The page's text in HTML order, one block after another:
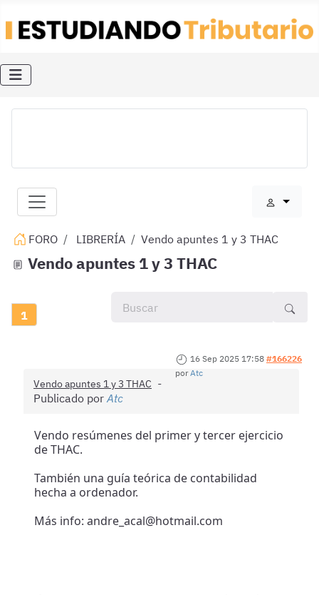
FORO LIBRERÍA Vendo apuntes 1 y 3 THAC
Vendo apuntes 1 y 3 THAC
1
16 Sep 2025 17:58 #166226
porAtc
Vendo apuntes 1 y 3 THAC
Publicado porAtc
Vendo resúmenes del primer y tercer ejercicio
de THAC.
También una guía teórica de contabilidad
hecha a ordenador.
Más info: andre_acal@hotmail.com